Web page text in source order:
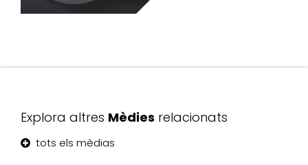
Explora altres Mèdies relacionats
tots els mèdias